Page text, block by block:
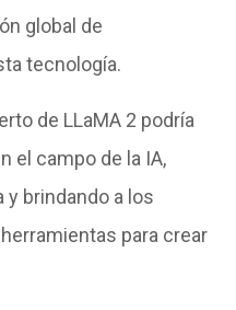
global de
tecnología.
de LLaMA 2 podría
el campo de la IA,
brindando a los
para crear